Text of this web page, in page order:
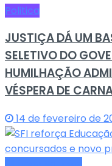
Politica
JUSTIÇA DÁ UM
SELETIVO DO
HUMILHAÇÃO
VÉSPERA DE
14 de fevereiro de